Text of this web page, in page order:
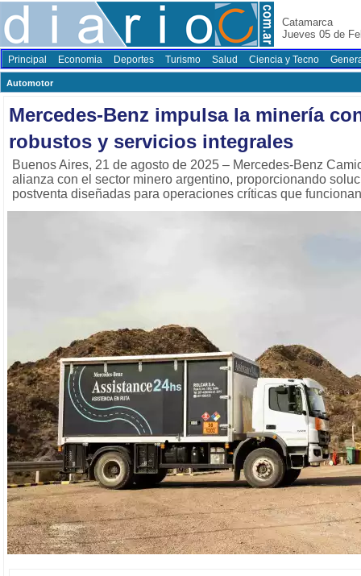
Catamarca
Jueves 05 de
Principal Economia Deportes Turismo Salud Ciencia y Tecno
Automotor
Mercedes-Benz impulsa la minería
robustos y servicios integrales
Buenos Aires, 21 de agosto de 2025 – Mercedes-Benz
alianza con el sector minero argentino, proporcionando
postventa diseñadas para operaciones críticas que